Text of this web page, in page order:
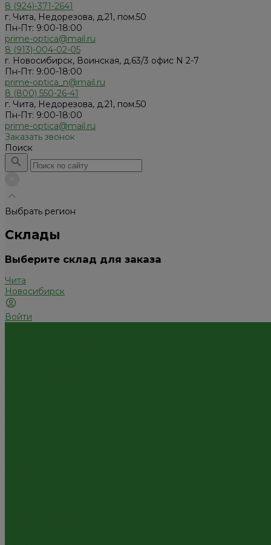
8 (924)-371-2641
г. Чита, Недорезова, д.21, пом.50
Пн-Пт: 9:00-18:00
prime-optica@mail.ru
8 (913)-004-02-05
г. Новосибирск, Воинская, д.63/3 офис N 2-7
Пн-Пт: 9:00-18:00
prime-optica_n@mail.ru
8 (800) 550-26-41
г. Чита, Недорезова, д.21, пом.50
Пн-Пт: 9:00-18:00
prime-optica@mail.ru
Заказать звонок
Поиск
Выбрать регион
Склады
Выберите склад для заказа
Чита
Новосибирск
Войти